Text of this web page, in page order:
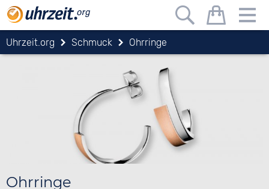
Uhrzeit.org Schmuck Ohrringe
Ohrringe